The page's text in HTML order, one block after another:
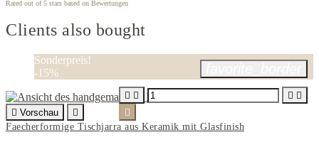
Rated out of 5 stars based on Bewertungen
Clients also bought
Sonderpreis!
-15%
 Vorschau

Faecherformige Tischjarra aus Keramik mit Glasfinish
   
